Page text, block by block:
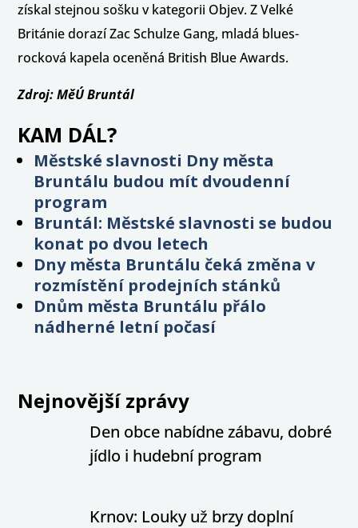
získal stejnou sošku v kategorii Objev. Z Velké
Británie dorazí Zac Schulze Gang, mladá blues-
rocková kapela oceněná British Blue Awards.
Zdroj: MěÚ Bruntál
KAM DÁL?
Městské slavnosti Dny města
Bruntálu budou mít dvoudenní
program
Bruntál: Městské slavnosti se budou
konat po dvou letech
Dny města Bruntálu čeká změna v
rozmístění prodejních stánků
Dnům města Bruntálu přálo
nádherné letní počasí
Nejnovější zprávy
Den obce nabídne zábavu, dobré
jídlo i hudební program
Krnov: Louky už brzy doplní